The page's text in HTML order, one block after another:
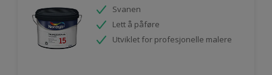
Svanen
Lett å påføre
Utviklet for profesjonelle malere